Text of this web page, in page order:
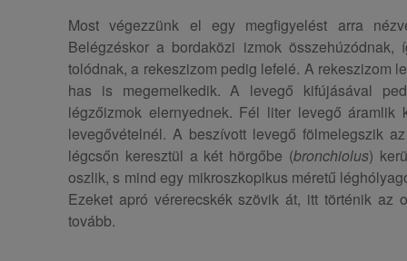
Most végezzünk el egy megfigyelést arra
Belégzéskor a bordaközi izmok
tolódnak, a rekeszizom pedig lefelé. A rekeszizom
has is megemelkedik. A levegő kifújásával
légzőizmok elernyednek. Fél liter levegő
levegővételnél. A beszívott levegő fölmelegszik
légcsőn keresztül a két hörgőbe (bronchiolus)
oszlik, s mind egy mikroszkopikus méretű
Ezeket apró vérerecskék szövik át, itt történik az
tovább.